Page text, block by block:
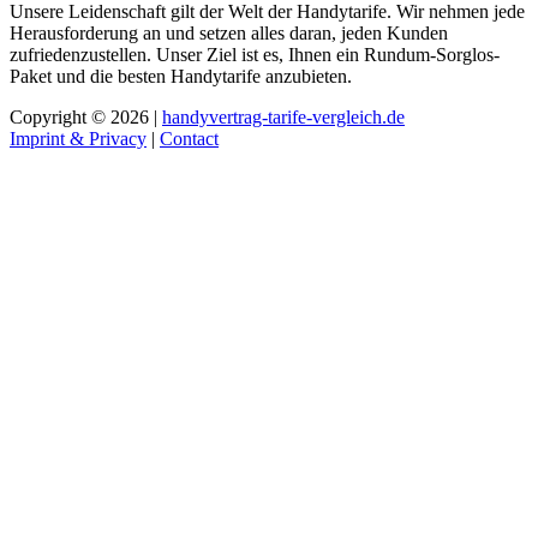
Unsere Leidenschaft gilt der Welt der Handytarife. Wir nehmen jede
Herausforderung an und setzen alles daran, jeden Kunden
zufriedenzustellen. Unser Ziel ist es, Ihnen ein Rundum-Sorglos-
Paket und die besten Handytarife anzubieten.
Copyright © 2026 | handyvertrag-tarife-vergleich.de
Imprint & Privacy | Contact